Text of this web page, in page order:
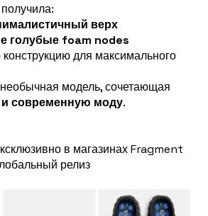
верх
голубые foam nodes
для максимального
модель, сочетающая
и современную моду.
в магазинах Fragment
релиз